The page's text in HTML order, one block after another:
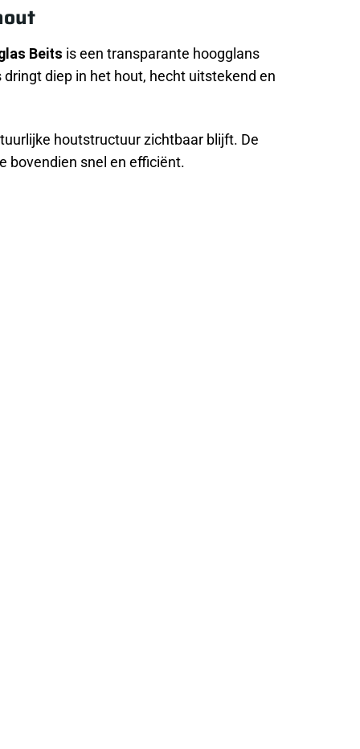
Beits is een transparante hoogglans
diep in het hout, hecht uitstekend en
houtstructuur zichtbaar blijft. De
bovendien snel en efficiënt.